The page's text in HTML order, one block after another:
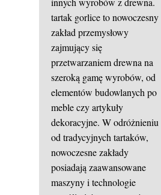
tartak gorlice to nowoczesny
zakład przemysłowy
zajmujący się
przetwarzaniem drewna na
szeroką gamę wyrobów, od
elementów budowlanych po
meble czy artykuły
dekoracyjne. W odróżnieniu
od tradycyjnych tartaków,
nowoczesne zakłady
posiadają zaawansowane
maszyny i technologie